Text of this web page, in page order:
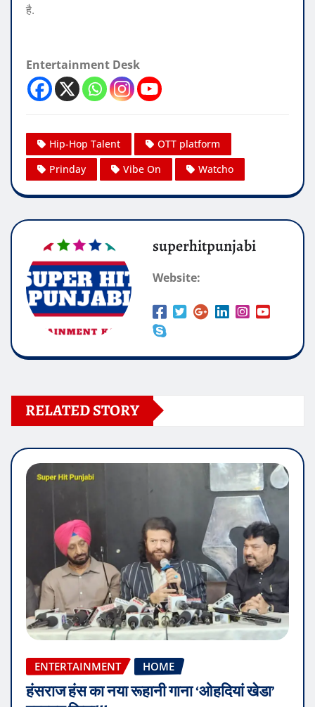
है.
Entertainment Desk
Hip-Hop Talent
OTT platform
Prinday
Vibe On Watcho
superhitpunjabi
Website:
RELATED STORY
ENTERTAINMENT HOME
हंसराज हंस का नया रूहानी गाना ‘ओहदियां खेडा’